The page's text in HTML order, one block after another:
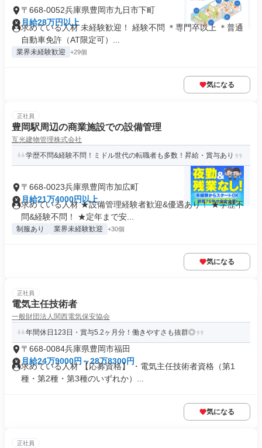
〒668-0052兵庫県豊岡市九日市下町
月給28万円以上
求めている人材 未経験歓迎！ 経験不問 ＊専門卒以上 ＊普通
自動車免許（AT限定可）...
業界未経験歓迎 +29個
気になる
正社員
豊岡駅周辺の商業施設での設備管理
互光建物管理株式会社
学歴不問&経験不問！ミドル世代の転職者も多数！昇給・賞与あり
〒668-0023兵庫県豊岡市加広町
月給21万4000円以上
求めている人材 ★設備管理経験者歓迎&優遇あり！ ★学歴不
問&経験不問！ ★定年まで安...
制服あり 業界未経験歓迎 +30個
気になる
正社員
電気主任技術者
一般財団法人関西電気保安協会
年間休日123日・賞与5.2ヶ月分！働きやすさも抜群◎
〒668-0084兵庫県豊岡市福田
月給24万9000円～28万8300円
求めている人材 【応募資格】 ・電気主任技術者資格（第1
種・第2種・第3種のいずれか）...
気になる
正社員